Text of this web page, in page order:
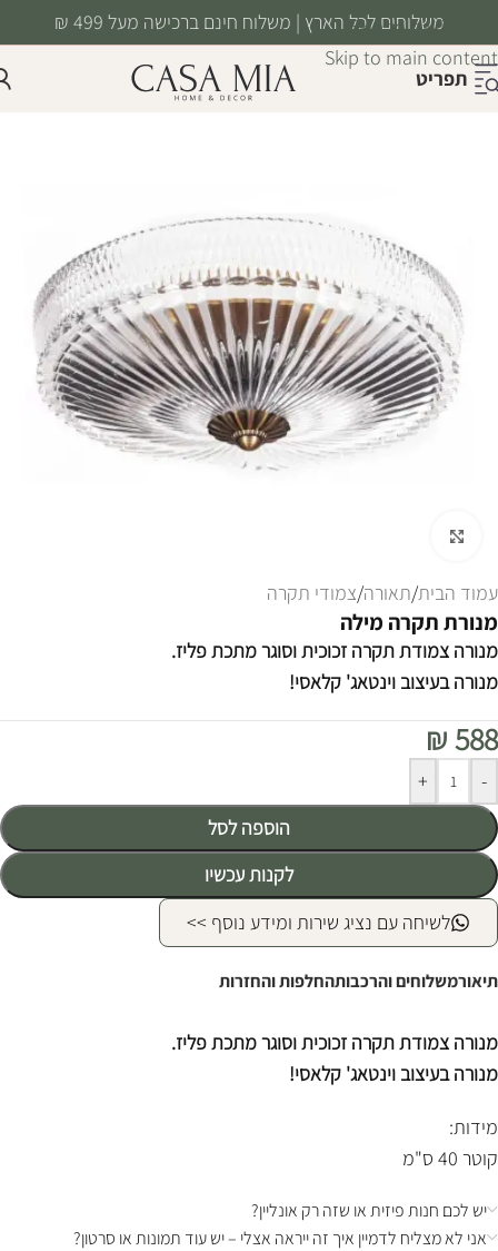
Skip to navigation
Skip to main content
משלוחים לכל הארץ | משלוח חינם ברכישה מעל 499 ₪
תפריט
עמוד הבית/תאורה/צמודי תקרה
מנורת תקרה מילה
מנורה צמודת תקרה זכוכית וסוגר מתכת פליז.
מנורה בעיצוב וינטאג' קלאסי!
₪588
-
+
הוספה לסל
לקנות עכשיו
Alternative:
לשיחה עם נציג שירות ומידע נוסף >>
תיאורמשלוחים והרכבותהחלפות והחזרות
מנורה צמודת תקרה זכוכית וסוגר מתכת פליז.
מנורה בעיצוב וינטאג' קלאסי!
מידות:
קוטר 40 ס"מ
יש לכם חנות פיזית או שזה רק אונליין?
אני לא מצליח לדמיין איך זה ייראה אצלי – יש עוד תמונות או סרטון?